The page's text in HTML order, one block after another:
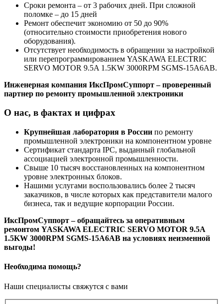
Сроки ремонта – от 3 рабочих дней. При сложной
поломке – до 15 дней
Ремонт обеспечит экономию от 50 до 90%
(относительно стоимости приобретения нового
оборудования).
Отсутствует необходимость в обращении за настройкой
или перепрограммированием YASKAWA ELECTRIC
SERVO MOTOR 9.5A 1.5KW 3000RPM SGMS-15A6AB.
Инженерная компания ИксПромСуппорт – проверенный
партнер по ремонту промышленной электроники
О нас, в фактах и цифрах
Крупнейшая лаборатория в России по ремонту
промышленной электроники на компонентном уровне
Сертификат стандарта IPC, выданный глобальной
ассоциацией электронной промышленности.
Свыше 10 тысяч восстановленных на компонентном
уровне электронных блоков.
Нашими услугами воспользовались более 2 тысяч
заказчиков, в числе которых как представители малого
бизнеса, так и ведущие корпорации России.
ИксПромСуппорт – обращайтесь за оперативным
ремонтом YASKAWA ELECTRIC SERVO MOTOR 9.5A
1.5KW 3000RPM SGMS-15A6AB на условиях неизменной
выгоды!
Необходима помощь?
Наши специалисты свяжутся с вами